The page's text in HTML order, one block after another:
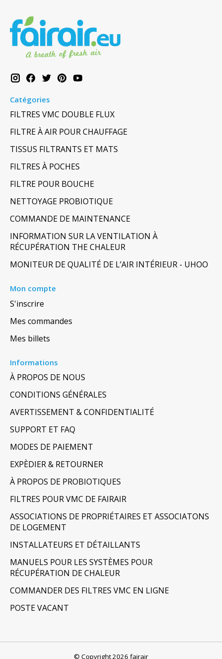
Catégories
FILTRES VMC DOUBLE FLUX
FILTRE À AIR POUR CHAUFFAGE
TISSUS FILTRANTS ET MATS
FILTRES À POCHES
FILTRE POUR BOUCHE
NETTOYAGE PROBIOTIQUE
COMMANDE DE MAINTENANCE
INFORMATION SUR LA VENTILATION À
RÉCUPÉRATION THE CHALEUR
MONITEUR DE QUALITÉ DE L’AIR INTÉRIEUR - UHOO
Mon compte
S'inscrire
Mes commandes
Mes billets
Informations
À PROPOS DE NOUS
CONDITIONS GÉNÉRALES
AVERTISSEMENT & CONFIDENTIALITÉ
SUPPORT ET FAQ
MODES DE PAIEMENT
EXPÈDIER & RETOURNER
À PROPOS DE PROBIOTIQUES
FILTRES POUR VMC DE FAIRAIR
ASSOCIATIONS DE PROPRIÉTAIRES ET ASSOCIATONS
DE LOGEMENT
INSTALLATEURS ET DÉTAILLANTS
MANUELS POUR LES SYSTÈMES POUR
RÉCUPÉRATION DE CHALEUR
COMMANDER DES FILTRES VMC EN LIGNE
POSTE VACANT
© Copyright 2026 fairair